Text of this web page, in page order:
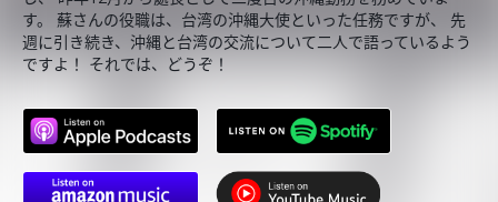
す。 蘇さんの役職は、台湾の沖縄大使といった任務ですが、 先
週に引き続き、沖縄と台湾の交流について二人で語っているよう
ですよ！ それでは、どうぞ！